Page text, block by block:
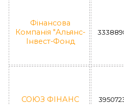
Фінансова
Компанія "Альянс-
Інвест-Фонд
СОЮЗ ФІНАНС